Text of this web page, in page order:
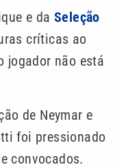
e da Seleção
críticas ao
jogador não está
de Neymar e
foi pressionado
convocados.